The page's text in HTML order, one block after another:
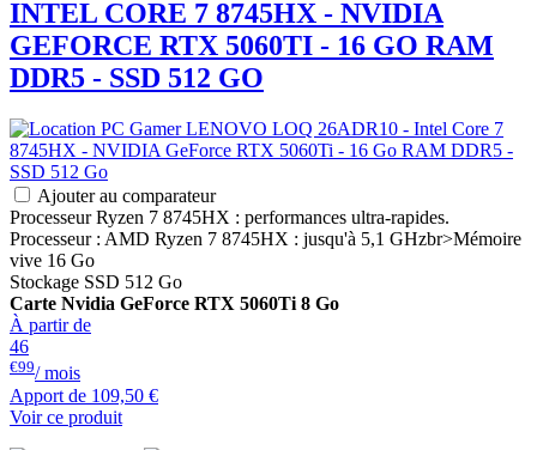
INTEL CORE 7 8745HX - NVIDIA
GEFORCE RTX 5060TI - 16 GO RAM
DDR5 - SSD 512 GO
Ajouter au comparateur
Processeur Ryzen 7 8745HX : performances ultra-rapides.
Processeur : AMD Ryzen 7 8745HX : jusqu'à 5,1 GHzbr>Mémoire
vive 16 Go
Stockage SSD 512 Go
Carte Nvidia GeForce RTX 5060Ti 8 Go
À partir de
46
€99/ mois
Apport de 109,50 €
Voir ce produit